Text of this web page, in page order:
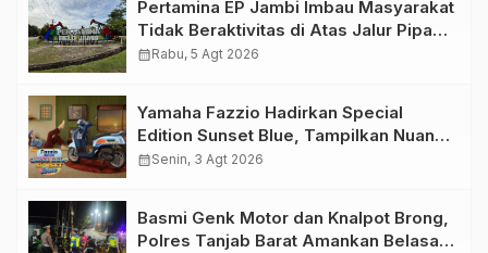
Pertamina EP Jambi Imbau Masyarakat
Tidak Beraktivitas di Atas Jalur Pipa
Migas Demi Keselamatan Bersama
calendar_monthRabu, 5 Agt 2026
Yamaha Fazzio Hadirkan Special
Edition Sunset Blue, Tampilkan Nuansa
Retro Summer yang Semakin Skena
calendar_monthSenin, 3 Agt 2026
Basmi Genk Motor dan Knalpot Brong,
Polres Tanjab Barat Amankan Belasan